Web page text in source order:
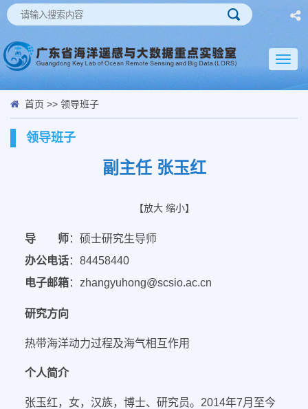
Toggle
首页 >> 领导班子
领导班子
副主任 张玉红
【放大 缩小】
导 师：硕士研究生导师
办公电话：84458440
电子邮箱：zhangyuhong@scsio.ac.cn
研究方向
热带海洋动力过程及海气相互作用
个人简介
张玉红，女，汉族，博士、研究员。 2014年7月至今